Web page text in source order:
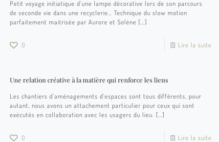
Petit voyage initiatique d’une lampe décorative lors de son parcours
de seconde vie dans une recyclerie… Technique du slow motion
parfaitement maitrisée par Aurore et Solène […]
0 Lire la suite
Une relation créative à la matière qui renforce les liens
Les chantiers d’aménagements d’espaces sont tous différents, pour
autant, nous avons un attachement particulier pour ceux qui sont
exécutés en collaboration avec les usagers du lieu. […]
0 Lire la suite